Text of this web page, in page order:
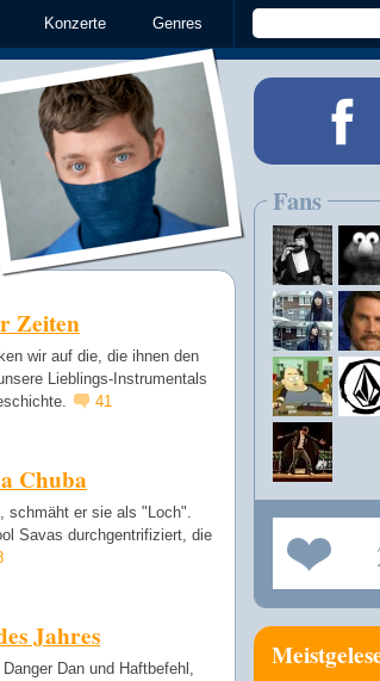
Konzerte Genres
Zeiten
wir auf die, die ihnen den
Lieblings-Instrumentals
41
Chuba
schmäht er sie als "Loch".
Savas durchgentrifiziert, die
Jahres
Dan und Haftbefehl,
Fans